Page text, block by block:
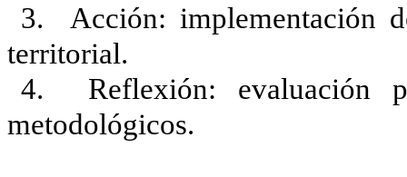
3. Acción: implementación
territorial.
4. Reflexión: evaluación
metodológicos.